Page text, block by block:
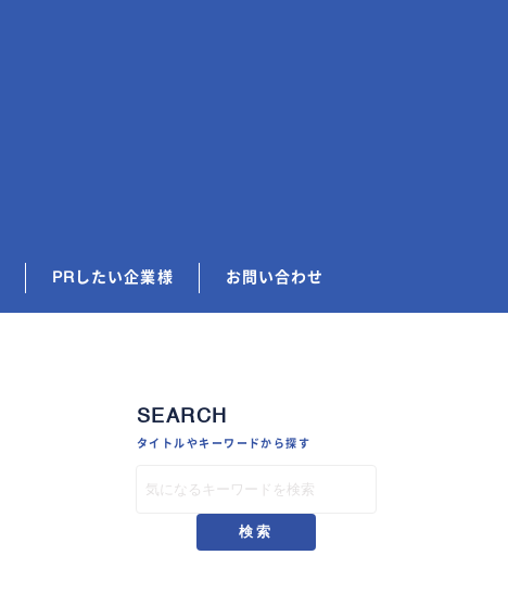
PRしたい企業様 お問い合わせ
SEARCH
タイトルやキーワードから探す
検索